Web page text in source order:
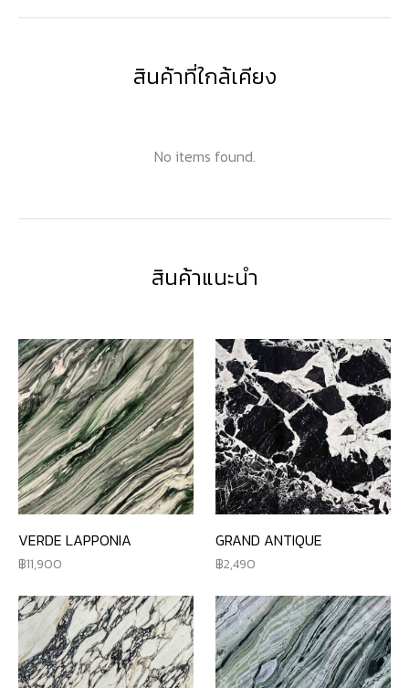
สินค้าที่ใกล้เคียง
No items found.
สินค้าแนะนำ
VERDE LAPPONIA
11,900
GRAND ANTIQUE
2,490